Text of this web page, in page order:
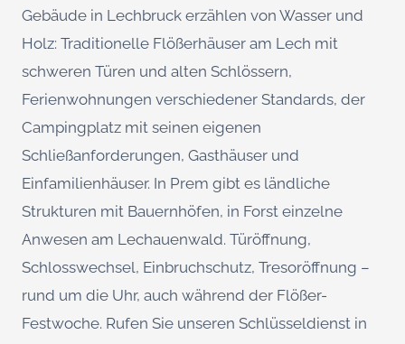
Gebäude in Lechbruck erzählen von Wasser und
Holz: Traditionelle Flößerhäuser am Lech mit
schweren Türen und alten Schlössern,
Ferienwohnungen verschiedener Standards, der
Campingplatz mit seinen eigenen
Schließanforderungen, Gasthäuser und
Einfamilienhäuser. In Prem gibt es ländliche
Strukturen mit Bauernhöfen, in Forst einzelne
Anwesen am Lechauenwald. Türöffnung,
Schlosswechsel, Einbruchschutz, Tresoröffnung –
rund um die Uhr, auch während der Flößer-
Festwoche. Rufen Sie unseren Schlüsseldienst in